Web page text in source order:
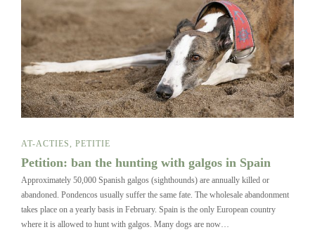
AT-ACTIES, PETITIE
Petition: ban the hunting with galgos in Spain
Approximately 50,000 Spanish galgos (sighthounds) are annually killed or
abandoned. Pondencos usually suffer the same fate. The wholesale abandonment
takes place on a yearly basis in February. Spain is the only European country
where it is allowed to hunt with galgos. Many dogs are now…